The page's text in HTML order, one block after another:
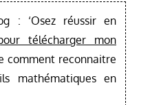
: ‘Osez réussir en
télécharger mon
comment reconnaitre
mathématiques en